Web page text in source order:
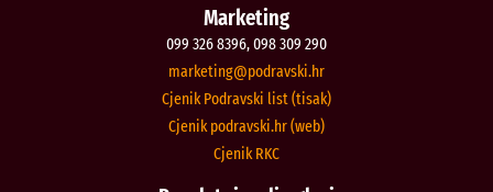
Marketing
099 326 8396, 098 309 290
rh.iksvardop
@gnitekram
Cjenik Podravski list (tisak)
Cjenik podravski.hr (web)
Cjenik RKC